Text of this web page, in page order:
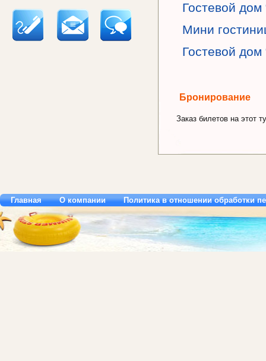
Гостевой дом
Мини
Гостевой дом
Бронирование
Заказ билетов на этот
Главная О компании Политика в отношении обработки